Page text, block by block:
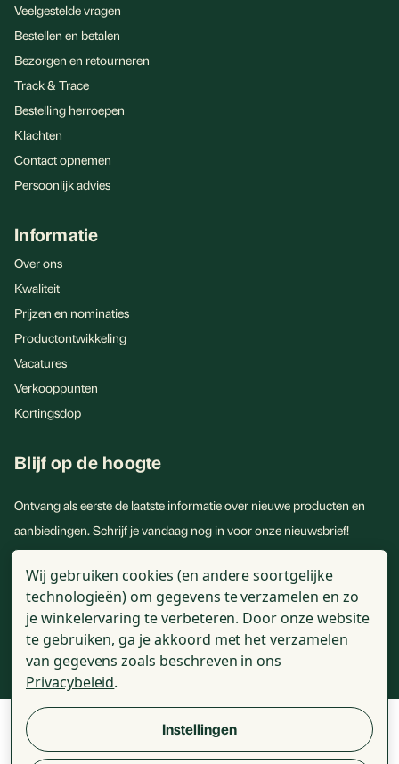
Veelgestelde vragen
Bestellen en betalen
Bezorgen en retourneren
Track & Trace
Bestelling herroepen
Klachten
Contact opnemen
Persoonlijk advies
Informatie
Over ons
Kwaliteit
Prijzen en nominaties
Productontwikkeling
Vacatures
Verkooppunten
Kortingsdop
Blijf op de hoogte
Ontvang als eerste de laatste informatie over nieuwe producten en
aanbiedingen. Schrijf je vandaag nog in voor onze nieuwsbrief!
E-
mailadres
© 2026 - Golden Naturals - Alle genoemde prijzen zijn incl. BTW
Wij gebruiken cookies (en andere soortgelijke
technologieën) om gegevens te verzamelen en zo
je winkelervaring te verbeteren. Door onze website
te gebruiken, ga je akkoord met het verzamelen
van gegevens zoals beschreven in ons
Privacybeleid.
Instellingen